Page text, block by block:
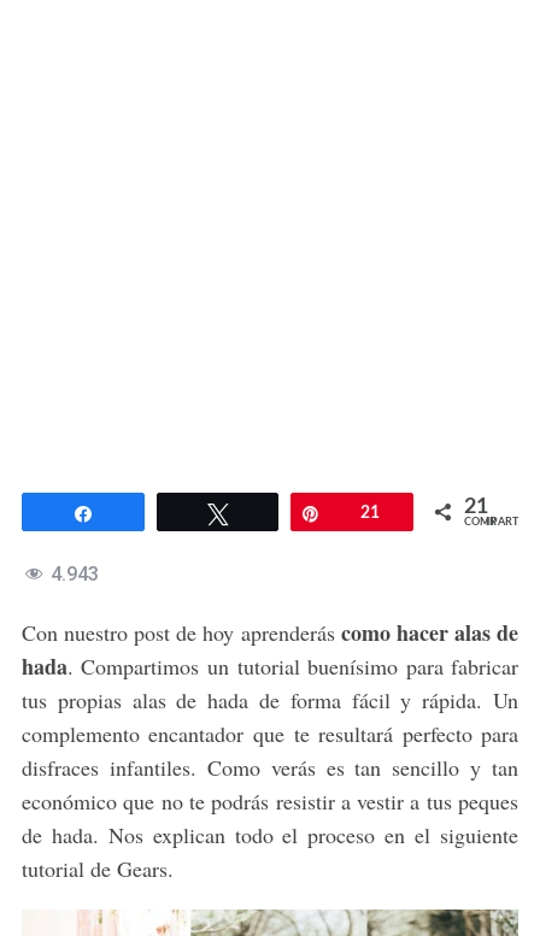
Twittear 21 21
COMPARTIR
4.943
Con nuestro post de hoy aprenderás como hacer alas de
hada. Compartimos un tutorial buenísimo para fabricar
tus propias alas de hada de forma fácil y rápida. Un
complemento encantador que te resultará perfecto para
disfraces infantiles. Como verás es tan sencillo y tan
económico que no te podrás resistir a vestir a tus peques
de hada. Nos explican todo el proceso en el siguiente
tutorial de Gears.